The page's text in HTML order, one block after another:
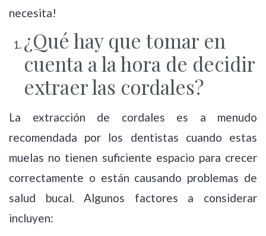
necesita!
¿Qué hay que tomar en
cuenta a la hora de decidir
extraer las cordales?
La extracción de cordales es a menudo
recomendada por los dentistas cuando estas
muelas no tienen suficiente espacio para crecer
correctamente o están causando problemas de
salud bucal. Algunos factores a considerar
incluyen: